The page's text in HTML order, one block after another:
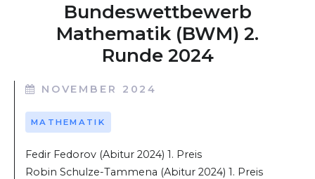
Bundeswettbewerb
Mathematik (BWM) 2.
Runde 2024
NOVEMBER 2024
MATHEMATIK
Fedir Fedorov (Abitur 2024) 1. Preis
Robin Schulze-Tammena (Abitur 2024) 1. Preis